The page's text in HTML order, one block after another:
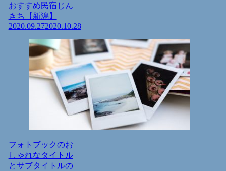
おすすめ民宿じん
きち【新潟】
2020.09.272020.10.28
フォトブックのお
しゃれなタイトル
とサブタイトルの